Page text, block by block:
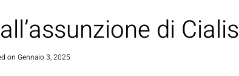
di Cialis
on Gennaio 3, 2025